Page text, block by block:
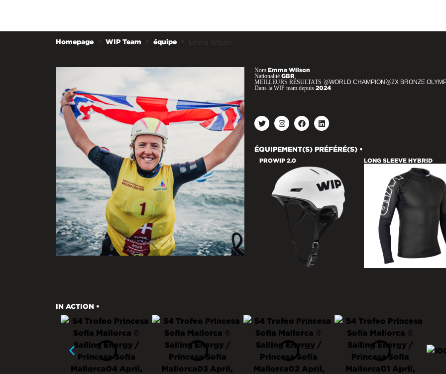
Homepage WIP Team équipe
Nom Emma Wilson
Nationalité GBR
MEILLEURS RÉSULTATS 🥇WORLD CHAMPION🥉2X BRONZE
Dans la WIP team depuis 2024
ÉQUIPEMENT(S) PRÉFÉRÉ(S) •
PROWIP 2.0 LONG SLEEVE HYBRID
IN ACTION •